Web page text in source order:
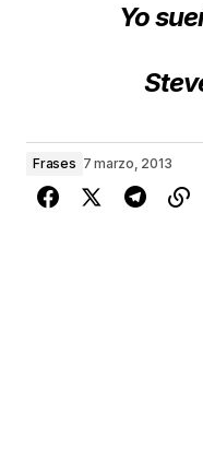
Yo
Frases 7 marzo, 2013